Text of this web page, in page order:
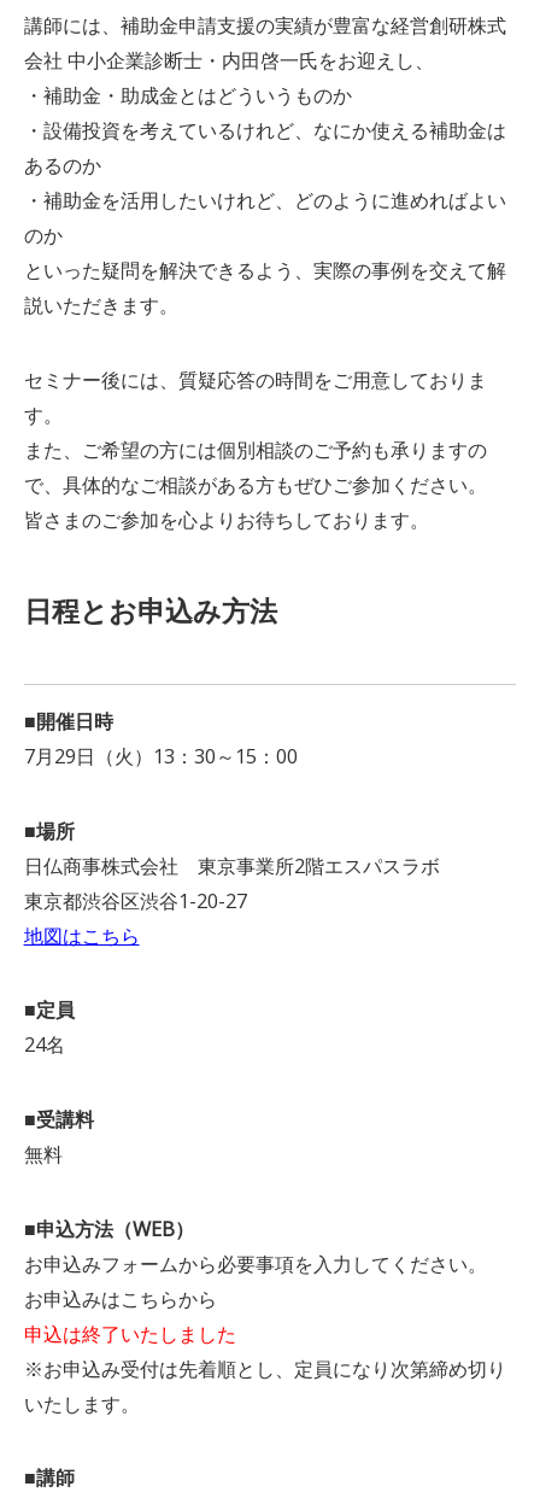
講師には、補助金申請支援の実績が豊富な経営創研株式
会社 中小企業診断士・内田啓一氏をお迎えし、
・補助金・助成金とはどういうものか
・設備投資を考えているけれど、なにか使える補助金は
あるのか
・補助金を活用したいけれど、どのように進めればよい
のか
といった疑問を解決できるよう、実際の事例を交えて解
説いただきます。
セミナー後には、質疑応答の時間をご用意しておりま
す。
また、ご希望の方には個別相談のご予約も承りますの
で、具体的なご相談がある方もぜひご参加ください。
皆さまのご参加を心よりお待ちしております。
日程とお申込み方法
■開催日時
7月29日（火）13：30～15：00
■場所
日仏商事株式会社 東京事業所2階エスパスラボ
東京都渋谷区渋谷1-20-27
地図はこちら
■定員
24名
■受講料
無料
■申込方法（WEB）
お申込みフォームから必要事項を入力してください。
お申込みはこちらから
申込は終了いたしました
※お申込み受付は先着順とし、定員になり次第締め切り
いたします。
■講師